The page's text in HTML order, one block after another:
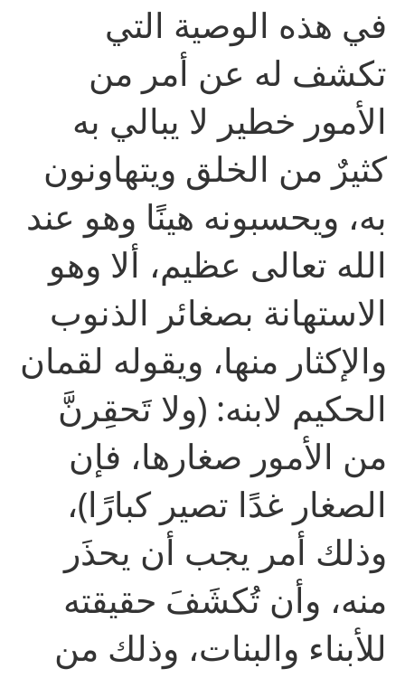
في هذه الوصية التي
تكشف له عن أمر من
الأمور خطير لا يبالي به
كثيرٌ من الخلق ويتهاونون
به، ويحسبونه هينًا وهو عند
الله تعالى عظيم، ألا وهو
الاستهانة بصغائر الذنوب
والإكثار منها، ويقوله لقمان
الحكيم لابنه: (ولا تَحقِرنَّ
من الأمور صغارها، فإن
الصغار غدًا تصير كبارًا)،
وذلك أمر يجب أن يحذَر
منه، وأن تُكشَفَ حقيقته
للأبناء والبنات، وذلك من